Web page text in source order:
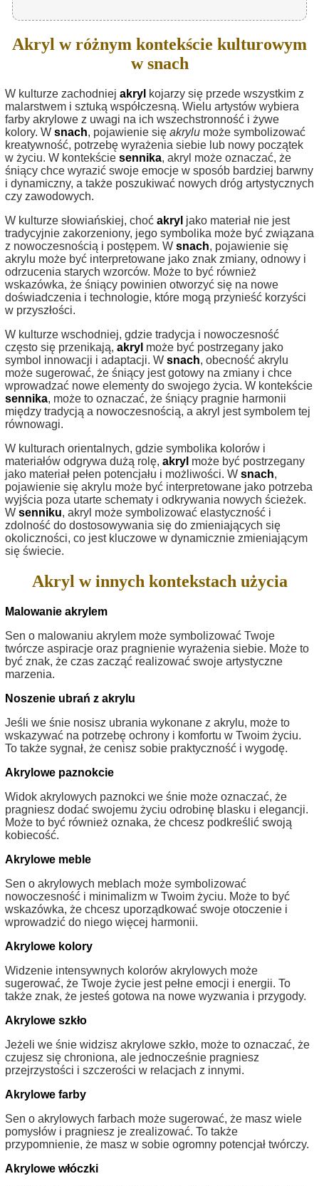
Akryl w różnym kontekście kulturowym
w snach
W kulturze zachodniej akryl kojarzy się przede wszystkim z
malarstwem i sztuką współczesną. Wielu artystów wybiera
farby akrylowe z uwagi na ich wszechstronność i żywe
kolory. W snach, pojawienie się akrylu może symbolizować
kreatywność, potrzebę wyrażenia siebie lub nowy początek
w życiu. W kontekście sennika, akryl może oznaczać, że
śniący chce wyrazić swoje emocje w sposób bardziej barwny
i dynamiczny, a także poszukiwać nowych dróg artystycznych
czy zawodowych.
W kulturze słowiańskiej, choć akryl jako materiał nie jest
tradycyjnie zakorzeniony, jego symbolika może być związana
z nowoczesnością i postępem. W snach, pojawienie się
akrylu może być interpretowane jako znak zmiany, odnowy i
odrzucenia starych wzorców. Może to być również
wskazówka, że śniący powinien otworzyć się na nowe
doświadczenia i technologie, które mogą przynieść korzyści
w przyszłości.
W kulturze wschodniej, gdzie tradycja i nowoczesność
często się przenikają, akryl może być postrzegany jako
symbol innowacji i adaptacji. W snach, obecność akrylu
może sugerować, że śniący jest gotowy na zmiany i chce
wprowadzać nowe elementy do swojego życia. W kontekście
sennika, może to oznaczać, że śniący pragnie harmonii
między tradycją a nowoczesnością, a akryl jest symbolem tej
równowagi.
W kulturach orientalnych, gdzie symbolika kolorów i
materiałów odgrywa dużą rolę, akryl może być postrzegany
jako materiał pełen potencjału i możliwości. W snach,
pojawienie się akrylu może być interpretowane jako potrzeba
wyjścia poza utarte schematy i odkrywania nowych ścieżek.
W senniku, akryl może symbolizować elastyczność i
zdolność do dostosowywania się do zmieniających się
okoliczności, co jest kluczowe w dynamicznie zmieniającym
się świecie.
Akryl w innych kontekstach użycia
Malowanie akrylem
Sen o malowaniu akrylem może symbolizować Twoje
twórcze aspiracje oraz pragnienie wyrażenia siebie. Może to
być znak, że czas zacząć realizować swoje artystyczne
marzenia.
Noszenie ubrań z akrylu
Jeśli we śnie nosisz ubrania wykonane z akrylu, może to
wskazywać na potrzebę ochrony i komfortu w Twoim życiu.
To także sygnał, że cenisz sobie praktyczność i wygodę.
Akrylowe paznokcie
Widok akrylowych paznokci we śnie może oznaczać, że
pragniesz dodać swojemu życiu odrobinę blasku i elegancji.
Może to być również oznaka, że chcesz podkreślić swoją
kobiecość.
Akrylowe meble
Sen o akrylowych meblach może symbolizować
nowoczesność i minimalizm w Twoim życiu. Może to być
wskazówka, że chcesz uporządkować swoje otoczenie i
wprowadzić do niego więcej harmonii.
Akrylowe kolory
Widzenie intensywnych kolorów akrylowych może
sugerować, że Twoje życie jest pełne emocji i energii. To
także znak, że jesteś gotowa na nowe wyzwania i przygody.
Akrylowe szkło
Jeżeli we śnie widzisz akrylowe szkło, może to oznaczać, że
czujesz się chroniona, ale jednocześnie pragniesz
przejrzystości i szczerości w relacjach z innymi.
Akrylowe farby
Sen o akrylowych farbach może sugerować, że masz wiele
pomysłów i pragniesz je zrealizować. To także
przypomnienie, że masz w sobie ogromny potencjał twórczy.
Akrylowe włóczki